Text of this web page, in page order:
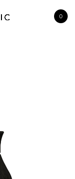
0